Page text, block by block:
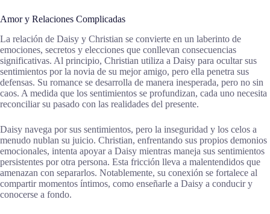
Amor y Relaciones Complicadas
La relación de Daisy y Christian se convierte en un laberinto de
emociones, secretos y elecciones que conllevan consecuencias
significativas. Al principio, Christian utiliza a Daisy para ocultar sus
sentimientos por la novia de su mejor amigo, pero ella penetra sus
defensas. Su romance se desarrolla de manera inesperada, pero no sin
caos. A medida que los sentimientos se profundizan, cada uno necesita
reconciliar su pasado con las realidades del presente.
Daisy navega por sus sentimientos, pero la inseguridad y los celos a
menudo nublan su juicio. Christian, enfrentando sus propios demonios
emocionales, intenta apoyar a Daisy mientras maneja sus sentimientos
persistentes por otra persona. Esta fricción lleva a malentendidos que
amenazan con separarlos. Notablemente, su conexión se fortalece al
compartir momentos íntimos, como enseñarle a Daisy a conducir y
conocerse a fondo.